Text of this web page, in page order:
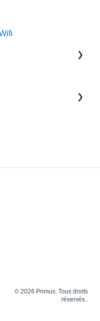
de téléphonie
de téléphonie
© 2026 Primus. Tous droits
réservés..